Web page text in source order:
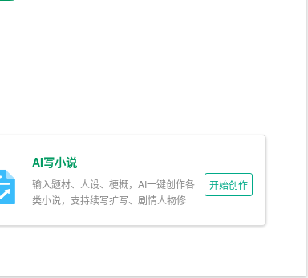
AI写小说
输入题材、人设、梗概，AI一键创作各
类小说，支持续写扩写、剧情人物修
开始创作